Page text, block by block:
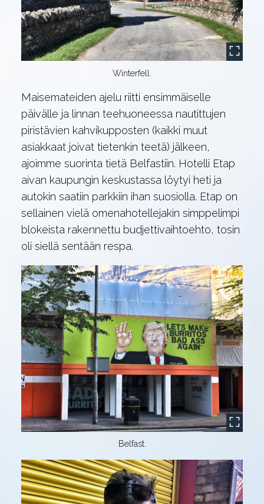
Winterfell.
Maisemateiden ajelu riitti ensimmäiselle
päivälle ja linnan teehuoneessa nautittujen
piristävien kahvikupposten (kaikki muut
asiakkaat joivat tietenkin teetä) jälkeen,
ajoimme suorinta tietä Belfastiin. Hotelli Etap
aivan kaupungin keskustassa löytyi heti ja
autokin saatiin parkkiin ihan suosiolla. Etap on
sellainen vielä omenahotellejakin simppelimpi
blokeista rakennettu budjettivaihtoehto, tosin
oli siellä sentään respa.
Belfast.